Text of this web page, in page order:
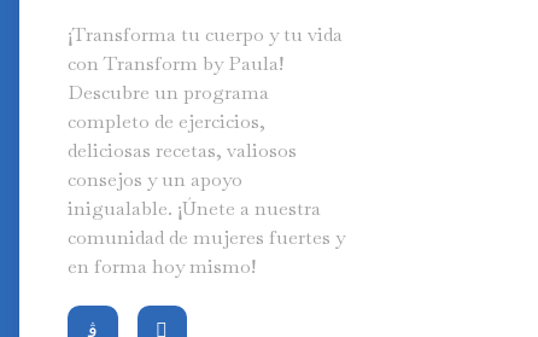
¡Transforma tu cuerpo y tu vida
con Transform by Paula!
Descubre un programa
completo de ejercicios,
deliciosas recetas, valiosos
consejos y un apoyo
inigualable. ¡Únete a nuestra
comunidad de mujeres fuertes y
en forma hoy mismo!